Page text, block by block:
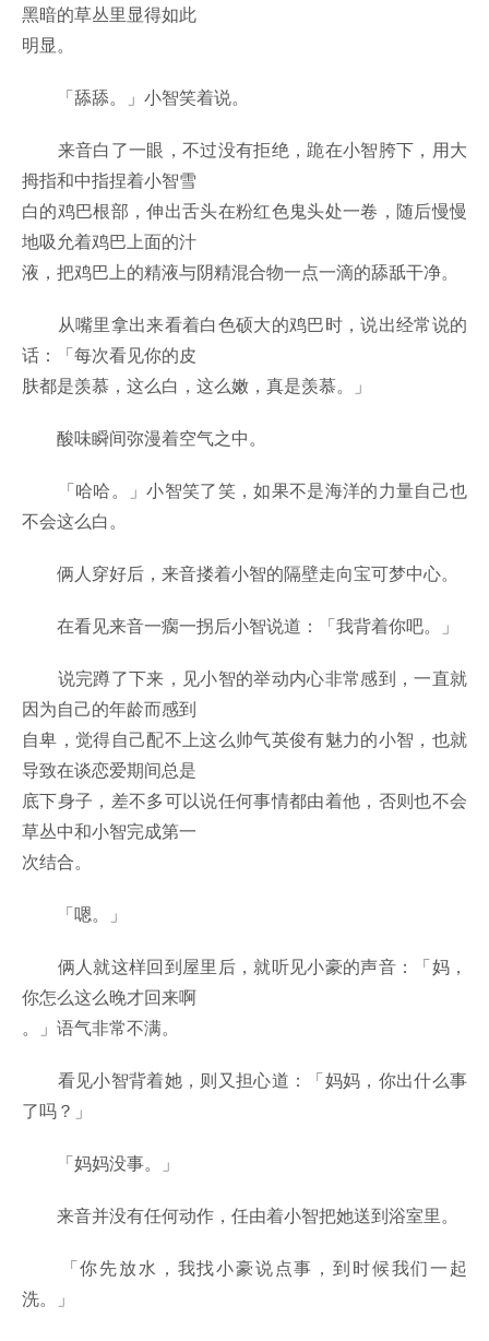
黑暗的草丛里显得如此
明显。
「舔舔。」小智笑着说。
来音白了一眼，不过没有拒绝，跪在小智胯下，用大
拇指和中指捏着小智雪
白的鸡巴根部，伸出舌头在粉红色鬼头处一卷，随后慢慢
地吸允着鸡巴上面的汁
液，把鸡巴上的精液与阴精混合物一点一滴的舔舐干净。
从嘴里拿出来看着白色硕大的鸡巴时，说出经常说的
话：「每次看见你的皮
肤都是羡慕，这么白，这么嫩，真是羡慕。」
酸味瞬间弥漫着空气之中。
「哈哈。」小智笑了笑，如果不是海洋的力量自己也
不会这么白。
俩人穿好后，来音搂着小智的隔壁走向宝可梦中心。
在看见来音一瘸一拐后小智说道：「我背着你吧。」
说完蹲了下来，见小智的举动内心非常感到，一直就
因为自己的年龄而感到
自卑，觉得自己配不上这么帅气英俊有魅力的小智，也就
导致在谈恋爱期间总是
底下身子，差不多可以说任何事情都由着他，否则也不会
草丛中和小智完成第一
次结合。
「嗯。」
俩人就这样回到屋里后，就听见小豪的声音：「妈，
你怎么这么晚才回来啊
。」语气非常不满。
看见小智背着她，则又担心道：「妈妈，你出什么事
了吗？」
「妈妈没事。」
来音并没有任何动作，任由着小智把她送到浴室里。
「你先放水，我找小豪说点事，到时候我们一起
洗。」